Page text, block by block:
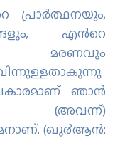
പ്രാര്‍ത്ഥനയും,
എന്‍റെ
മരണവും
ഞാന്‍
(അവന്ന്‌)
(ഖു൪ആന്‍: